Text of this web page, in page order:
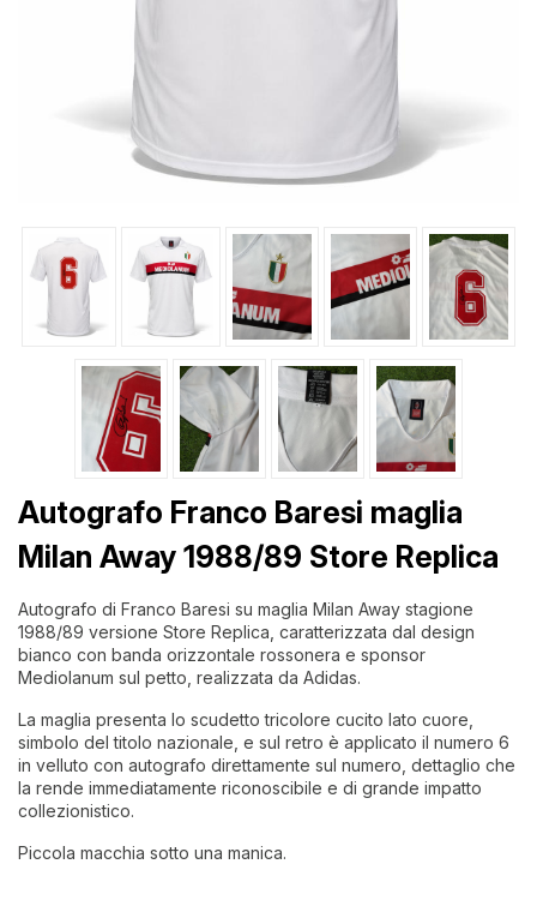
Autografo Franco Baresi maglia
Milan Away 1988/89 Store Replica
Autografo di Franco Baresi su maglia Milan Away stagione
1988/89 versione Store Replica, caratterizzata dal design
bianco con banda orizzontale rossonera e sponsor
Mediolanum sul petto, realizzata da Adidas.
La maglia presenta lo scudetto tricolore cucito lato cuore,
simbolo del titolo nazionale, e sul retro è applicato il numero 6
in velluto con autografo direttamente sul numero, dettaglio che
la rende immediatamente riconoscibile e di grande impatto
collezionistico.
Piccola macchia sotto una manica.